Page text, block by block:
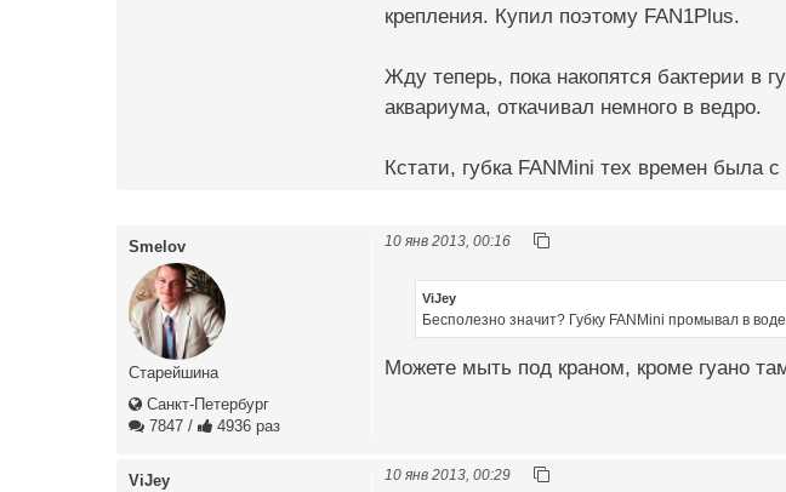
крепления. Купил поэтому FAN1Plus.
Жду теперь, пока накопятся бактерии в
аквариума, откачивал немного в ведро.
Кстати, губка FANMini тех времен
Smelov
Старейшина
Санкт-Петербург
7847 / 4936 раз
10 янв 2013, 00:16
ViJey
Бесполезно значит? Губку FANMini промывал в
Можете мыть под краном, кроме гуано
ViJey 10 янв 2013, 00:29